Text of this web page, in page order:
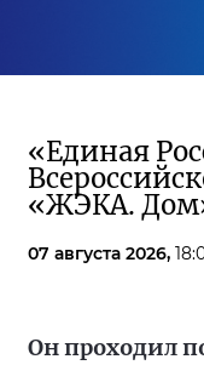
«Единая
«ЖЭКА.
07 августа 2026,
Он проходил